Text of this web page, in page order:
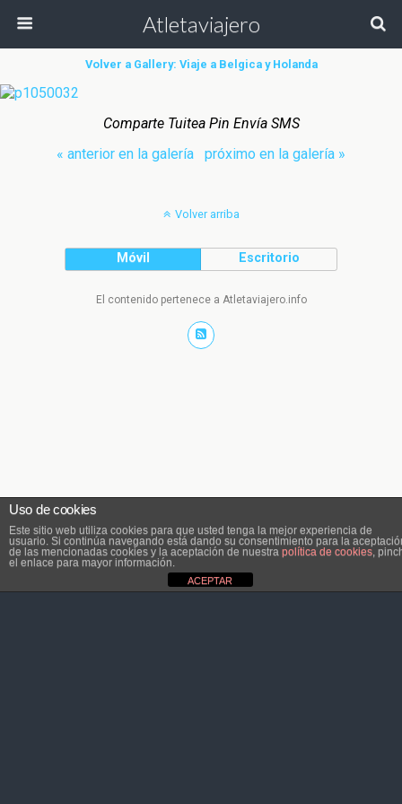
Atletaviajero
Volver a Gallery: Viaje a Belgica y Holanda
Comparte Tuitea Pin Envía SMS
« anterior en la galería
próximo en la galería »
Volver arriba
Móvil Escritorio
El contenido pertenece a Atletaviajero.info
Uso de cookies
Este sitio web utiliza cookies para que usted tenga la mejor experiencia de
usuario. Si continúa navegando está dando su consentimiento para la
de las mencionadas cookies y la aceptación de nuestra política de cookies,
el enlace para mayor información.
ACEPTAR